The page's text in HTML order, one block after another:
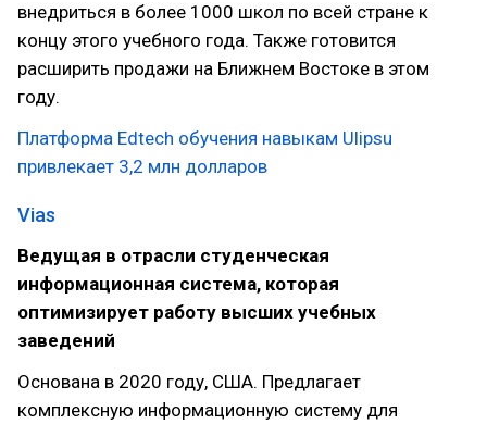
внедриться в более 1000 школ по всей стране к
концу этого учебного года. Также готовится
расширить продажи на Ближнем Востоке в этом
году.
Платформа Edtech обучения навыкам Ulipsu
привлекает 3,2 млн долларов
Vias
Ведущая в отрасли студенческая
информационная система, которая
оптимизирует работу высших учебных
заведений
Основана в 2020 году, США. Предлагает
комплексную информационную систему для